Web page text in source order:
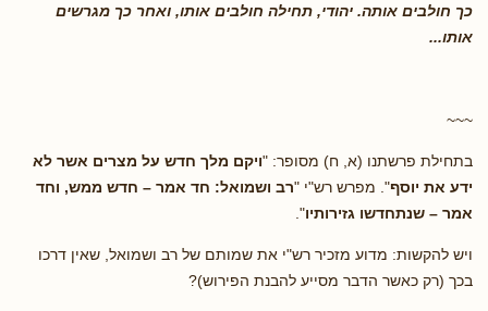
כך חולבים אותה. יהודי, תחילה חולבים אותו, ואחר כך מגרשים
אותו...
~~~
בתחילת פרשתנו (א, ח) מסופר: "ויקם מלך חדש על מצרים אשר לא
ידע את יוסף". מפרש רש"י "רב ושמואל: חד אמר – חדש ממש, וחד
אמר – שנתחדשו גזירותיו".
ויש להקשות: מדוע מזכיר רש"י את שמותם של רב ושמואל, שאין דרכו
בכך (רק כאשר הדבר מסייע להבנת הפירוש)?